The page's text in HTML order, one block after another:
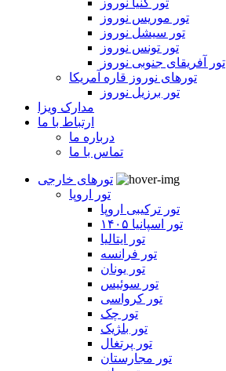
تور کنیا نوروز
تور موریس نوروز
تور سیشل نوروز
تور تونس نوروز
تور آفریقای جنوبی نوروز
تورهای نوروز قاره آمریکا
تور برزیل نوروز
مدارک ویزا
ارتباط با ما
درباره ما
تماس با ما
تورهای خارجی
تور اروپا
تور ترکیبی اروپا
تور اسپانیا ۱۴۰۵
تور ایتالیا
تور فرانسه
تور یونان
تور سوئیس
تور کرواسی
تور چک
تور بلژیک
تور پرتغال
تور مجارستان